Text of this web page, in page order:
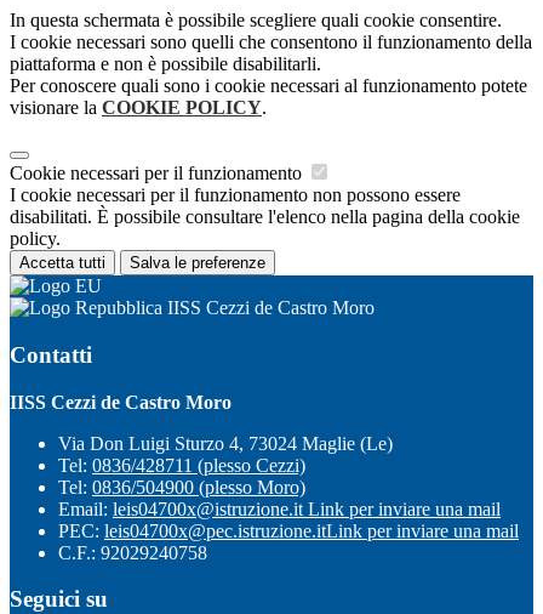
In questa schermata è possibile scegliere quali cookie consentire.
I cookie necessari sono quelli che consentono il funzionamento della
piattaforma e non è possibile disabilitarli.
Per conoscere quali sono i cookie necessari al funzionamento potete
visionare la COOKIE POLICY.
Cookie necessari per il funzionamento
I cookie necessari per il funzionamento non possono essere
disabilitati. È possibile consultare l'elenco nella pagina della cookie
policy.
Accetta tutti Salva le preferenze
IISS Cezzi de Castro Moro
Contatti
IISS Cezzi de Castro Moro
Via Don Luigi Sturzo 4, 73024 Maglie (Le)
Tel: 0836/428711 (plesso Cezzi)
Tel: 0836/504900 (plesso Moro)
Email: leis04700x@istruzione.it Link per inviare una mail
PEC: leis04700x@pec.istruzione.itLink per inviare una mail
C.F.: 92029240758
Seguici su